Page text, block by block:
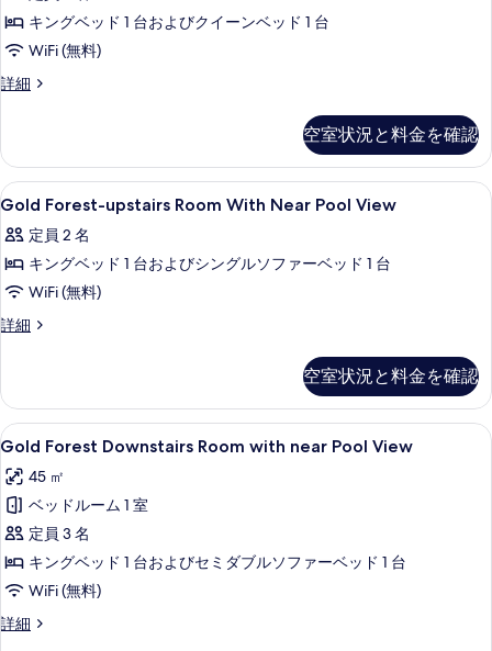
写
真
を
す
る
細
With
Forest
View
べ
て
の
写
真
を
表
す
る
キングベッド 1 台およびクイーンベッド 1 台
WiFi (無料)
詳細
Gold
Forest
View
の
細
空室状況と料金を確認
Gold
Forest-
upstairs
Room
With
Near
の
す
べ
て
の
写
真
を
表
シャワー、バスアメニティ (無料)、
2
Gold Forest-upstairs Room With Near Pool View
定員 2 名
キングベッド 1 台およびシングルソファーベッド 1 台
WiFi (無料)
詳細
Gold
With
Near
Pool
の
詳
細
空室状況と料金を確認
Gold
Forest
Downstairs
Room
with
near
Pool
View
の
セーフティボックス (室内)、デスク
2
Gold Forest Downstairs Room with near Pool View
45 ㎡
ベッドルーム 1 室
定員 3 名
キングベッド 1 台およびセミダブルソファーベッド 1 台
WiFi (無料)
詳細
Gold